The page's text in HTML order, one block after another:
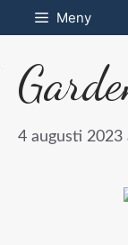
Hoppa
till
innehåll
Meny
4 augusti 2023